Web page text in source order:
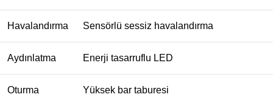
Havalandırma Sensörlü sessiz havalandırma
Aydınlatma Enerji tasarruflu LED
Oturma Yüksek bar taburesi